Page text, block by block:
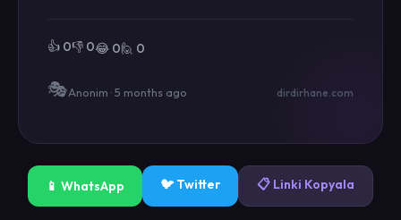
👍 0👎 0😂 0🙋 0
🎭Anonim · 5 months ago dirdirhane.com
📱 WhatsApp 🐦 Twitter 📋 Linki Kopyala